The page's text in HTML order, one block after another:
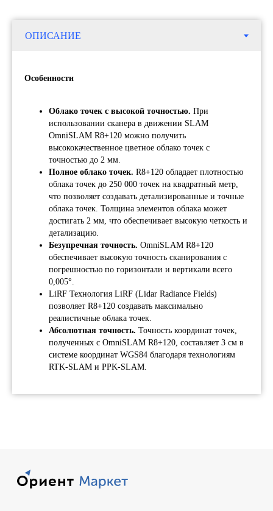
Особенности
Облако точек с высокой точностью. При
использовании сканера в движении SLAM
OmniSLAM R8+120 можно получить
высококачественное цветное облако точек с
точностью до 2 мм.
Полное облако точек. R8+120 обладает плотностью
облака точек до 250 000 точек на квадратный метр,
что позволяет создавать детализированные и точные
облака точек. Толщина элементов облака может
достигать 2 мм, что обеспечивает высокую четкость и
детализацию.
Безупречная точность. OmniSLAM R8+120
обеспечивает высокую точность сканирования с
погрешностью по горизонтали и вертикали всего
0,005°.
LiRF Технология LiRF (Lidar Radiance Fields)
позволяет R8+120 создавать максимально
реалистичные облака точек.
Абсолютная точность. Точность координат точек,
полученных с OmniSLAM R8+120, составляет 3 см в
системе координат WGS84 благодаря технологиям
RTK-SLAM и PPK-SLAM.
Телефон: 8 (495) 153 - 33 - 54
What's App: 8 (925) 401 - 26 - 94
Звоните нам
Комм. отдел: sale@orsyst.ru
Telegram: @os_salebot
Инфо. отдел: info@orsyst.ru
Или пишите